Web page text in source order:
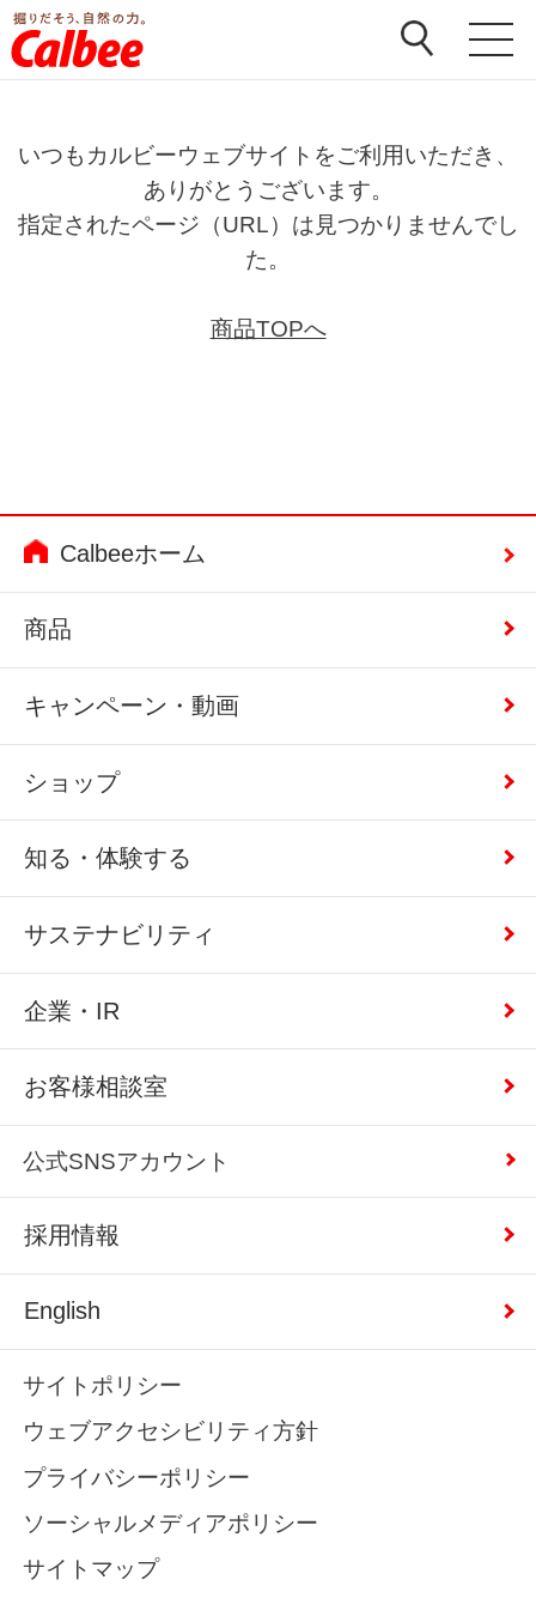
いつもカルビーウェブサイトをご利用いただき、
ありがとうございます。
指定されたページ（URL）は見つかりませんでし
た。
商品TOPへ
Calbeeホーム
商品
キャンペーン・動画
ショップ
知る・体験する
サステナビリティ
企業・IR
お客様相談室
公式SNSアカウント
採用情報
English
サイトポリシー
ウェブアクセシビリティ方針
プライバシーポリシー
ソーシャルメディアポリシー
サイトマップ